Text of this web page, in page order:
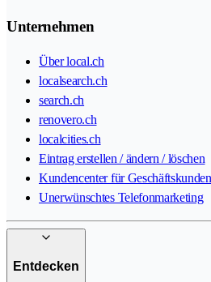
Unternehmen
Über local.ch
localsearch.ch
search.ch
renovero.ch
localcities.ch
Eintrag erstellen / ändern / löschen
Kundencenter für Geschäftskunden
Unerwünschtes Telefonmarketing
Entdecken